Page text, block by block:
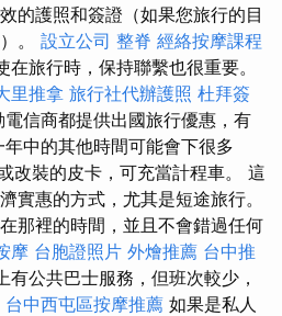
的護照和簽證（如果您旅行的目
。 設立公司 整脊 經絡按摩課程
在旅行時，保持聯繫也很重要。
里推拿 旅行社代辦護照 杜拜簽
信商都提供出國旅行優惠，有
中的其他時間可能會下很多
改裝的皮卡，可充當計程車。 這
實惠的方式，尤其是短途旅行。
那裡的時間，並且不會錯過任何
摩 台胞證照片 外燴推薦 台中推
有公共巴士服務，但班次較少，
台中西屯區按摩推薦 如果是私人